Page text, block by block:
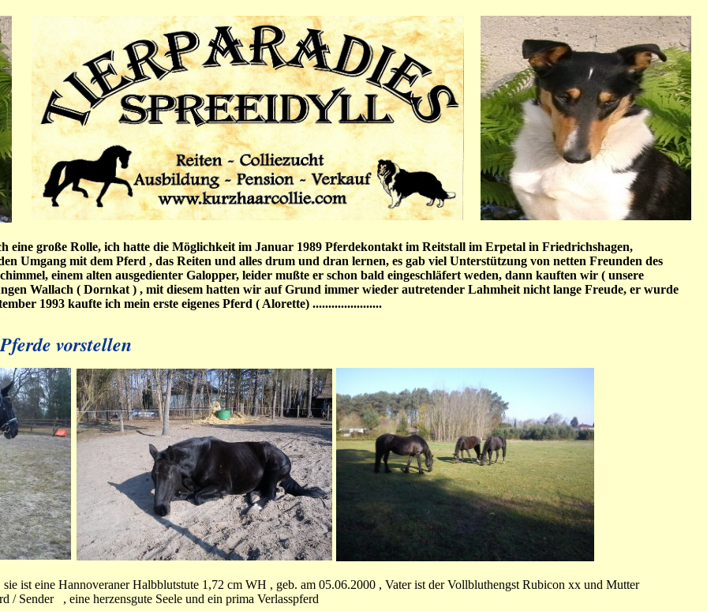
eine große Rolle, ich hatte die Möglichkeit im Januar 1989 Pferdekontakt im Reitstall im Erpetal in Friedrichshagen,
Umgang mit dem Pferd , das Reiten und alles drum und dran lernen, es gab viel Unterstützung von netten Freunden des
einem alten ausgedienter Galopper, leider mußte er schon bald eingeschläfert weden, dann kauften wir ( unsere
Wallach ( Dornkat ) , mit diesem hatten wir auf Grund immer wieder autretender Lahmheit nicht lange Freude, er wurde
1993 kaufte ich mein erste eigenes Pferd ( Alorette) ......................
vorstellen
sie ist eine Hannoveraner Halbblutstute 1,72 cm WH , geb. am 05.06.2000 , Vater ist der Vollbluthengst Rubicon xx und Mutter
/ Sender , eine herzensgute Seele und ein prima Verlasspferd